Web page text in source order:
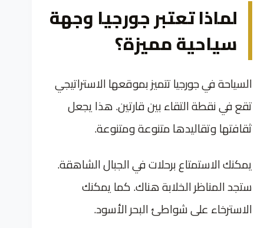
لماذا تعتبر جورجيا وجهة
سياحية مميزة؟
السياحة في جورجيا تتميز بموقعها الاستراتيجي
تقع في نقطة التقاء بين قارتين. هذا يجعل
ثقافتها وتقاليدها متنوعة ومتنوعة.
يمكنك الاستمتاع برحلات في الجبال الشاهقة.
ستجد المناظر الخلابة هناك. كما يمكنك
الاسترخاء على شواطئ البحر الأسود.